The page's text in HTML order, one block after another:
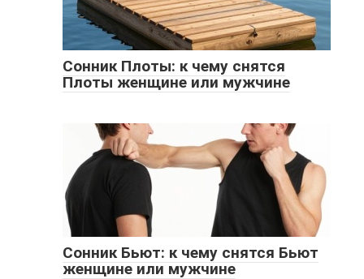
Сонник Плоты: к чему снятся
Плоты женщине или мужчине
Сонник Бьют: к чему снятся Бьют
женщине или мужчине